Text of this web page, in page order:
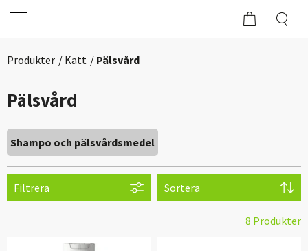
Produkter Katt Pälsvård
Pälsvård
Shampo och pälsvårdsmedel
Filtrera Sortera
8 Produkter